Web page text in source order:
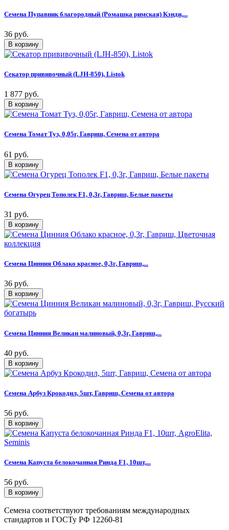
Семена Пупавник благородный (Ромашка римская) Кэнди,...
36 руб.
Секатор прививочный (LJH-850), Listok
1 877 руб.
Семена Томат Туз, 0,05г, Гавриш, Семена от автора
61 руб.
Семена Огурец Тополек F1, 0,3г, Гавриш, Белые пакеты
31 руб.
Семена Цинния Облако красное, 0,3г, Гавриш,...
36 руб.
Семена Цинния Великан малиновый, 0,3г, Гавриш,...
40 руб.
Семена Арбуз Крокодил, 5шт, Гавриш, Семена от автора
56 руб.
Семена Капуста белокочанная Ринда F1, 10шт,...
56 руб.
Семена соответствуют требованиям международных
стандартов и ГОСТу РФ 12260-81